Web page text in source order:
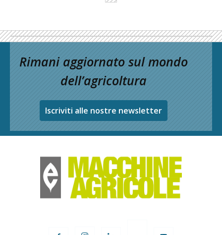
Rimani aggiornato sul mondo
dell’agricoltura
Iscriviti alle nostre newsletter